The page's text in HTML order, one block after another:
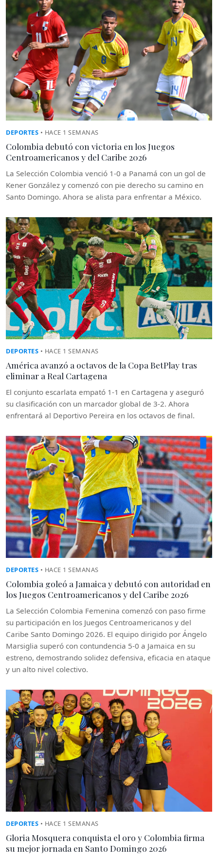
DEPORTES • HACE 1 SEMANAS
Colombia debutó con victoria en los Juegos
Centroamericanos y del Caribe 2026
La Selección Colombia venció 1-0 a Panamá con un gol de
Kener González y comenzó con pie derecho su camino en
Santo Domingo. Ahora se alista para enfrentar a México.
DEPORTES • HACE 1 SEMANAS
América avanzó a octavos de la Copa BetPlay tras
eliminar a Real Cartagena
El conjunto escarlata empató 1-1 en Cartagena y aseguró
su clasificación con un marcador global de 3-2. Ahora
enfrentará al Deportivo Pereira en los octavos de final.
DEPORTES • HACE 1 SEMANAS
Colombia goleó a Jamaica y debutó con autoridad en
los Juegos Centroamericanos y del Caribe 2026
La Selección Colombia Femenina comenzó con paso firme
su participación en los Juegos Centroamericanos y del
Caribe Santo Domingo 2026. El equipo dirigido por Ángelo
Marsiglia superó con contundencia 5-0 a Jamaica en su
estreno, demostrando solidez defensiva, eficacia en ataque
y un alto nivel colectivo.
DEPORTES • HACE 1 SEMANAS
Gloria Mosquera conquista el oro y Colombia firma
su mejor jornada en Santo Domingo 2026